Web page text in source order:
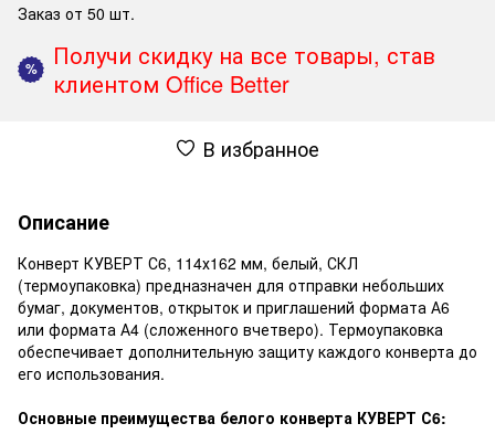
Заказ от 50 шт.
%
Получи скидку на все товары, став
клиентом Office Better
В избранное
Описание
Конверт КУВЕРТ С6, 114х162 мм, белый, СКЛ
(термоупаковка) предназначен для отправки небольших
бумаг, документов, открыток и приглашений формата А6
или формата А4 (сложенного вчетверо). Термоупаковка
обеспечивает дополнительную защиту каждого конверта до
его использования.
Основные преимущества белого конверта КУВЕРТ С6: